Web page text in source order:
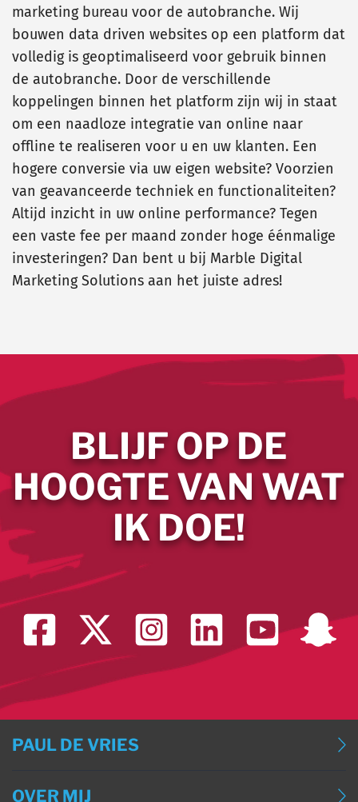
marketing bureau voor de autobranche. Wij
bouwen data driven websites op een platform dat
volledig is geoptimaliseerd voor gebruik binnen
de autobranche. Door de verschillende
koppelingen binnen het platform zijn wij in staat
om een naadloze integratie van online naar
offline te realiseren voor u en uw klanten. Een
hogere conversie via uw eigen website? Voorzien
van geavanceerde techniek en functionaliteiten?
Altijd inzicht in uw online performance? Tegen
een vaste fee per maand zonder hoge éénmalige
investeringen? Dan bent u bij Marble Digital
Marketing Solutions aan het juiste adres!
BLIJF OP DE
HOOGTE VAN WAT
IK DOE!
PAUL DE VRIES
OVER MIJ